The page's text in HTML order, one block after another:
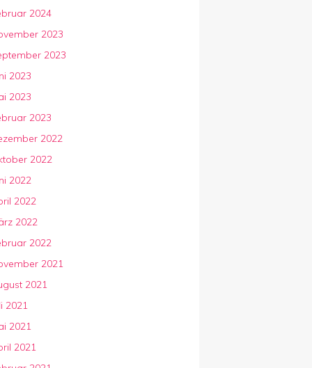
2024
2023
2023
2023
2023
2023
2022
2022
2022
2022
2022
2022
2021
2021
2021
2021
2021